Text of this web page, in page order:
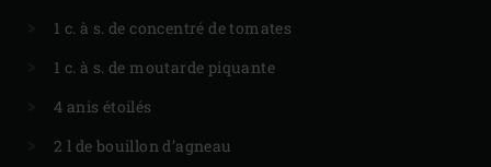
1 c. à s. de concentré de tomates
1 c. à s. de moutarde piquante
4 anis étoilés
2 l de bouillon d’agneau